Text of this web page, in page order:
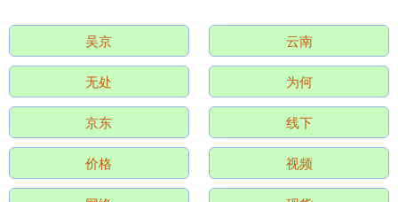
沪深300 +0.93%
吴京 云南
无处 为何
京东 线下
价格 视频